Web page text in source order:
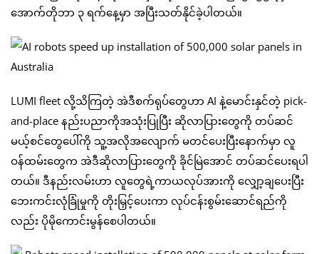
အောက်တိုဘာ ၃ ရက်နေ့မှာ အပြီးသတ်နိုင်ခဲ့ပါတယ်။
LUMI fleet လို့သိကြတဲ့ အဲဒီစက်ရုပ်တွေဟာ AI နဲ့မောင်းနှင်တဲ့ pick-
and-place နည်းပညာကိုအသုံးပြုပြီး ဆိုလာပြားတွေကို တပ်ဆင်
မယ့်စင်တွေပေါ်ကို သူ့အလိုအလျောက် မတင်ပေးပြီးနောက်မှာ လူ
ဝန်ထမ်းတွေက အဲဒီဆိုလာပြားတွေကို ခိုင်မြဲအောင် တပ်ဆင်ပေးရပါ
တယ်။ ဒီနည်းလမ်းဟာ လူတွေရဲ့ကာယလုပ်အားကို လျှော့ချပေးပြီး
ဘေးကင်းလုံခြုံမှုကို တိုးမြှင့်ပေးကာ လုပ်ငန်းစွမ်းဆောင်ရည်ကို
လည်း ပိုမိုကောင်းမွန်စေပါတယ်။